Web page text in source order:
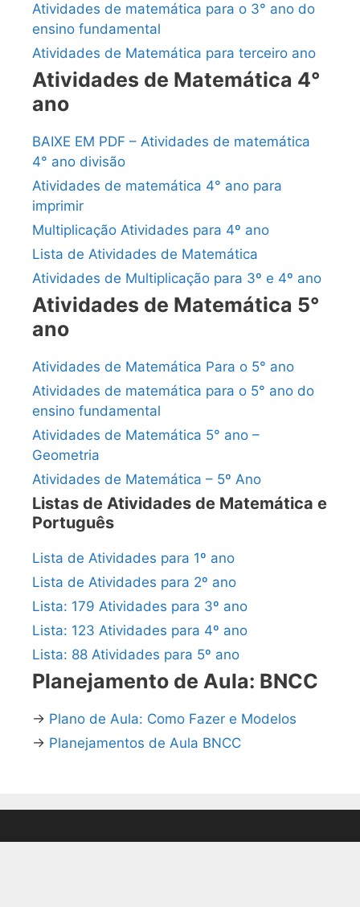
Atividades de matemática para o 3° ano do
ensino fundamental
Atividades de Matemática para terceiro ano
Atividades de Matemática 4°
ano
BAIXE EM PDF – Atividades de matemática
4° ano divisão
Atividades de matemática 4° ano para
imprimir
Multiplicação Atividades para 4º ano
Lista de Atividades de Matemática
Atividades de Multiplicação para 3º e 4º ano
Atividades de Matemática 5°
ano
Atividades de Matemática Para o 5° ano
Atividades de matemática para o 5° ano do
ensino fundamental
Atividades de Matemática 5° ano –
Geometria
Atividades de Matemática – 5º Ano
Listas de Atividades de Matemática e
Português
Lista de Atividades para 1º ano
Lista de Atividades para 2º ano
Lista: 179 Atividades para 3º ano
Lista: 123 Atividades para 4º ano
Lista: 88 Atividades para 5º ano
Planejamento de Aula: BNCC
→ Plano de Aula: Como Fazer e Modelos
→ Planejamentos de Aula BNCC